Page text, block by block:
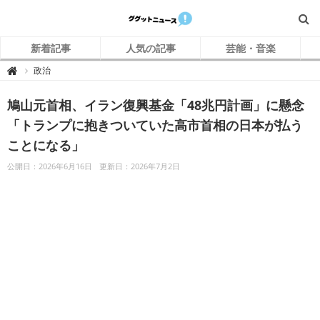
新着記事 人気の記事 芸能・音楽
 グ
ニ
ュ
ー
ス
政治
鳩山元首相、イラン復興基金「48兆円計画」に懸念
「トランプに抱きついていた高市首相の日本が払う
ことになる」
公開日：2026年6月16日 更新日：2026年7月2日